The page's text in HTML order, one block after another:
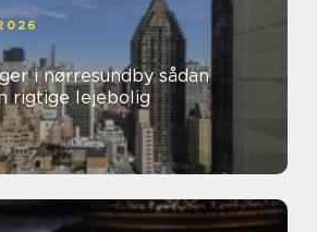
i nørresundby sådan
rigtige lejebolig